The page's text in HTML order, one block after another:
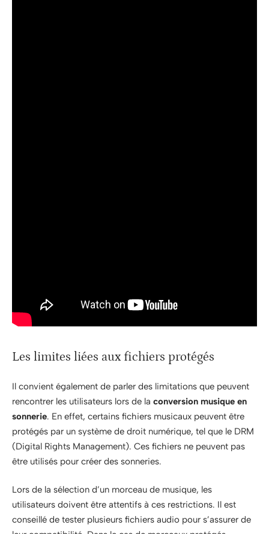
Les limites liées aux fichiers protégés
Il convient également de parler des limitations que peuvent
rencontrer les utilisateurs lors de la conversion musique en
sonnerie. En effet, certains fichiers musicaux peuvent être
protégés par un système de droit numérique, tel que le DRM
(Digital Rights Management). Ces fichiers ne peuvent pas
être utilisés pour créer des sonneries.
Lors de la sélection d’un morceau de musique, les
utilisateurs doivent être attentifs à ces restrictions. Il est
conseillé de tester plusieurs fichiers audio pour s’assurer de